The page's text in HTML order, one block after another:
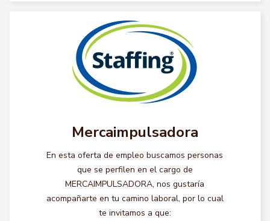
Mercaimpulsadora
En esta oferta de empleo buscamos personas
que se perfilen en el cargo de
MERCAIMPULSADORA, nos gustaría
acompañarte en tu camino laboral, por lo cual
te invitamos a que: